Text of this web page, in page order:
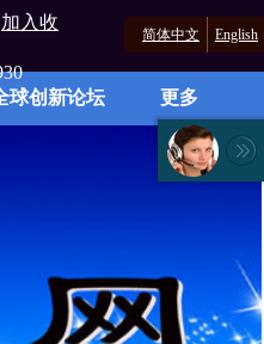
简体中文 English
加入收
球创新论坛 更多